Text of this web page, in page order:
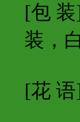
[包
装，
[花